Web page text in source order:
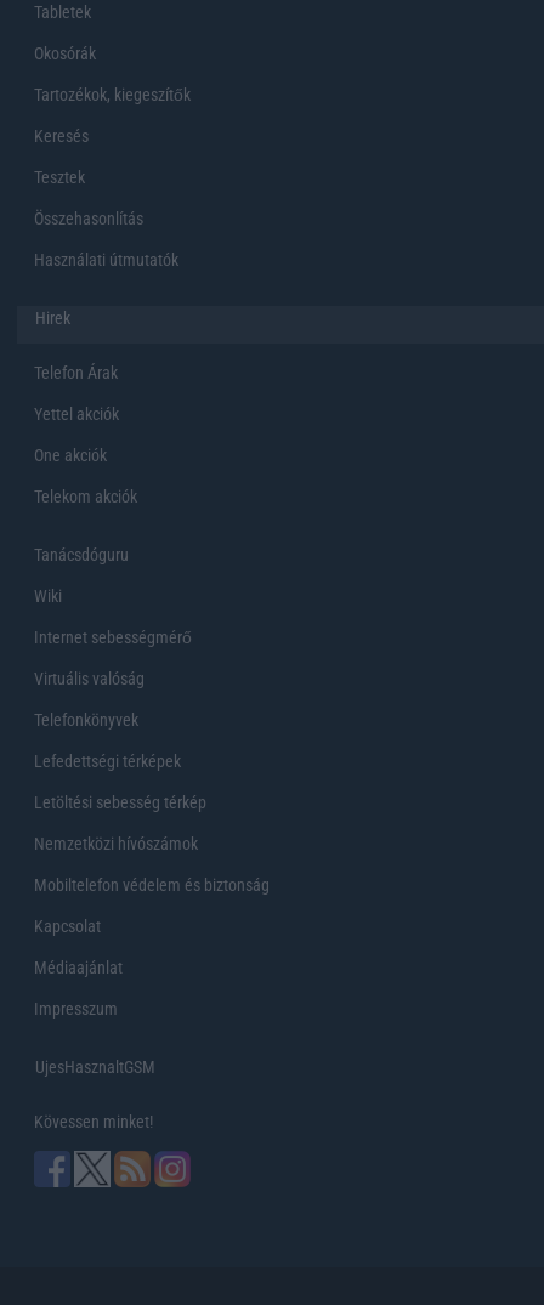
Tabletek
Okosórák
Tartozékok, kiegeszítők
Keresés
Tesztek
Összehasonlítás
Használati útmutatók
Hirek
Telefon Árak
Yettel akciók
One akciók
Telekom akciók
Tanácsdóguru
Wiki
Internet sebességmérő
Virtuális valóság
Telefonkönyvek
Lefedettségi térképek
Letöltési sebesség térkép
Nemzetközi hívószámok
Mobiltelefon védelem és biztonság
Kapcsolat
Médiaajánlat
Impresszum
UjesHasznaltGSM
Kövessen minket!